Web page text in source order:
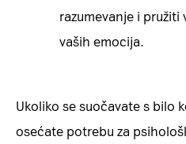
razumevanje i pružiti
vaših emocija.
Ukoliko se suočavate s bilo
osećate potrebu za